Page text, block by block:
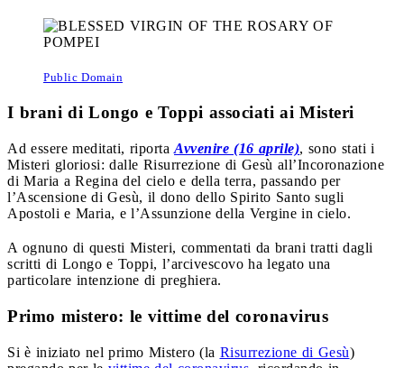
Public Domain
I brani di Longo e Toppi associati ai Misteri
Ad essere meditati, riporta Avvenire (16 aprile), sono stati i
Misteri gloriosi: dalle Risurrezione di Gesù all’Incoronazione
di Maria a Regina del cielo e della terra, passando per
l’Ascensione di Gesù, il dono dello Spirito Santo sugli
Apostoli e Maria, e l’Assunzione della Vergine in cielo.
A ognuno di questi Misteri, commentati da brani tratti dagli
scritti di Longo e Toppi, l’arcivescovo ha legato una
particolare intenzione di preghiera.
Primo mistero: le vittime del coronavirus
Si è iniziato nel primo Mistero (la Risurrezione di Gesù)